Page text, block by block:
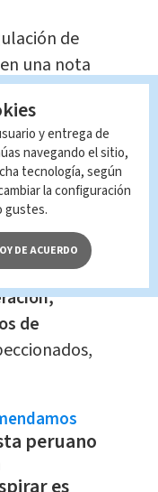
de
una nota
clave
cordero,
congelados
a
los
de
peruano
y entrega de
navegando el sitio,
tecnología, según
la configuración
gustes.
DE ACUERDO